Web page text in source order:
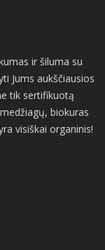
ir šiluma su
Jums aukščiausios
tik sertifikuotą
biokuras
visiškai organinis!